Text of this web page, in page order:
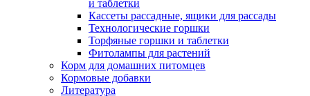
и таблетки
Кассеты рассадные, ящики для рассады
Технологические горшки
Торфяные горшки и таблетки
Фитолампы для растений
Корм для домашних питомцев
Кормовые добавки
Литература